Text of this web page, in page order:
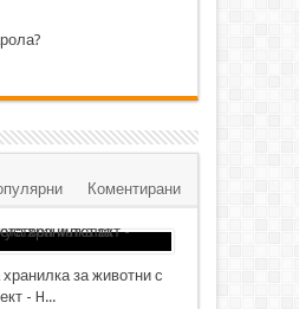
Коментирани
за животни с
- H...